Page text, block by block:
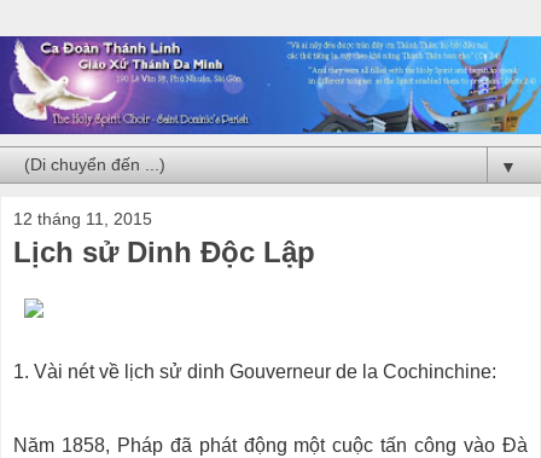
▼
12 tháng 11, 2015
Lịch sử Dinh Độc Lập
1. Vài nét về lịch sử dinh Gouverneur de la Cochinchine:
Năm 1858, Pháp đã phát động một cuộc tấn công vào Đà